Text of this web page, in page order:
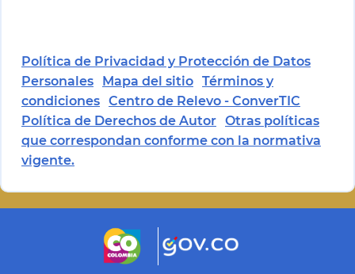
Política de Privacidad y Protección de Datos
Personales
Mapa del sitio Términos y
condiciones Centro de Relevo - ConverTIC
Política de Derechos de Autor Otras políticas
que correspondan conforme con la normativa
vigente.